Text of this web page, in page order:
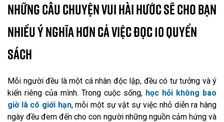
NHỮNG CÂU CHUYỆN VUI HÀI HƯỚC SẼ CHO BẠN
NHIỀU Ý NGHĨA HƠN CẢ VIỆC ĐỌC 10 QUYỂN
SÁCH
Mỗi người đều là một cá nhân độc lập, đều có tư tưởng và ý
kiến riêng của mình. Trong cuộc sống, học hỏi không bao
giờ là có giới hạn, mỗi một sự vật sự việc nhỏ diễn ra hàng
ngày đều đem đến cho con người những nguồn cảm hứng và